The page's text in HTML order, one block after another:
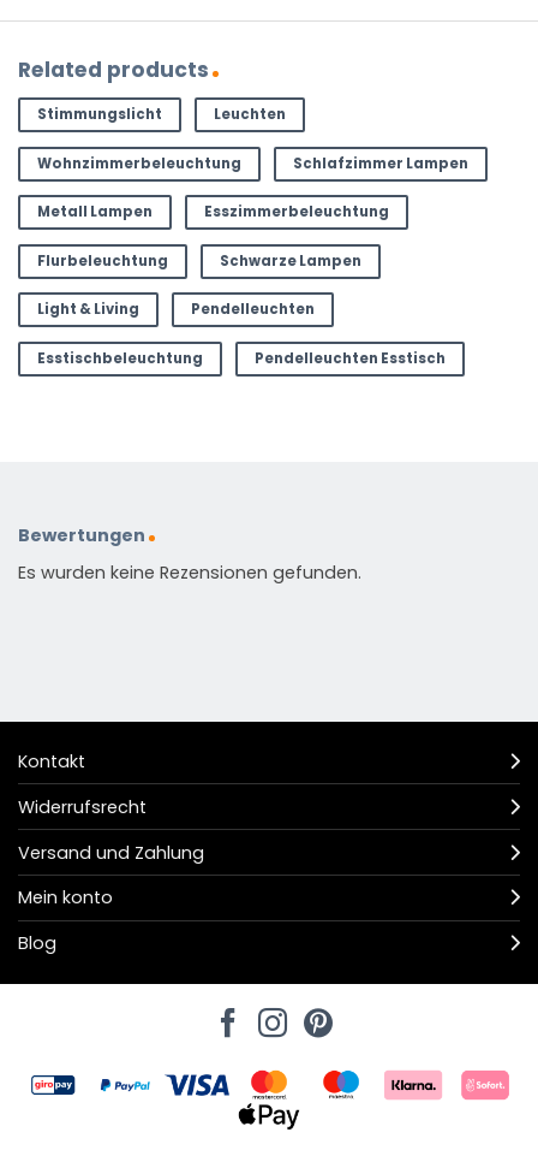
Related products
Stimmungslicht Leuchten
Wohnzimmerbeleuchtung Schlafzimmer Lampen
Metall Lampen Esszimmerbeleuchtung
Flurbeleuchtung Schwarze Lampen
Light & Living Pendelleuchten
Esstischbeleuchtung Pendelleuchten Esstisch
Bewertungen
Es wurden keine Rezensionen gefunden.
Kontakt
Widerrufsrecht
Versand und Zahlung
Mein konto
Blog